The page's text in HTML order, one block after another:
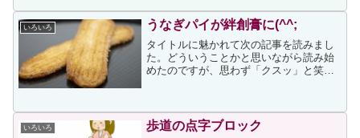
タッチパネル注文を採用している飲食店
が増えていることは知って...
いろいろ うなぎパイが絆創膏に(^^;
タイトルに魅かれて次の記事を読みまし
た。どういうことかと思いながら読み始
めたのですが、思わず「クスッ」と笑い
す。春華堂の公式オンライ...
いろいろ 歩道の点字ブロック